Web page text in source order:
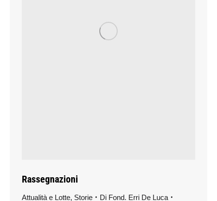
Rassegnazioni
Attualità e Lotte, Storie Di Fond. Erri De Luca